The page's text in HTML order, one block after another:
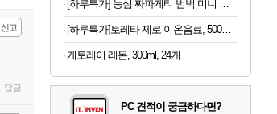
신고
답글
[하루특가]토레타 제로 이온음료, 500ml, 24개
게토레이 레몬, 300ml, 24개
PC 견적이 궁금하다면?